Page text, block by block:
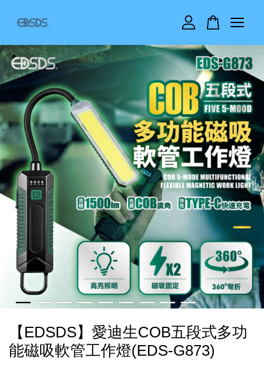
【EDSDS】愛迪生COB五段式多功
能磁吸軟管工作燈(EDS-G873)
您的購物車目前還是空的。
繼續購物